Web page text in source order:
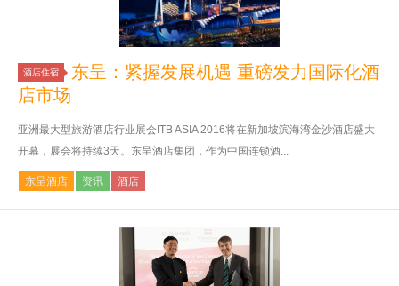
酒店住宿
东呈：紧握发展机遇 重磅发力国际化酒
店市场
亚洲最大型旅游酒店行业展会ITB ASIA 2016将在新加坡滨海湾金沙酒店盛大
开幕，展会将持续3天。东呈酒店集团，作为中国连锁酒...
东呈酒店 资讯 酒店